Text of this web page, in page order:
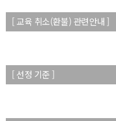
[ 교육 취소(환불) 관련안내 ]
[ 선정 기준 ]